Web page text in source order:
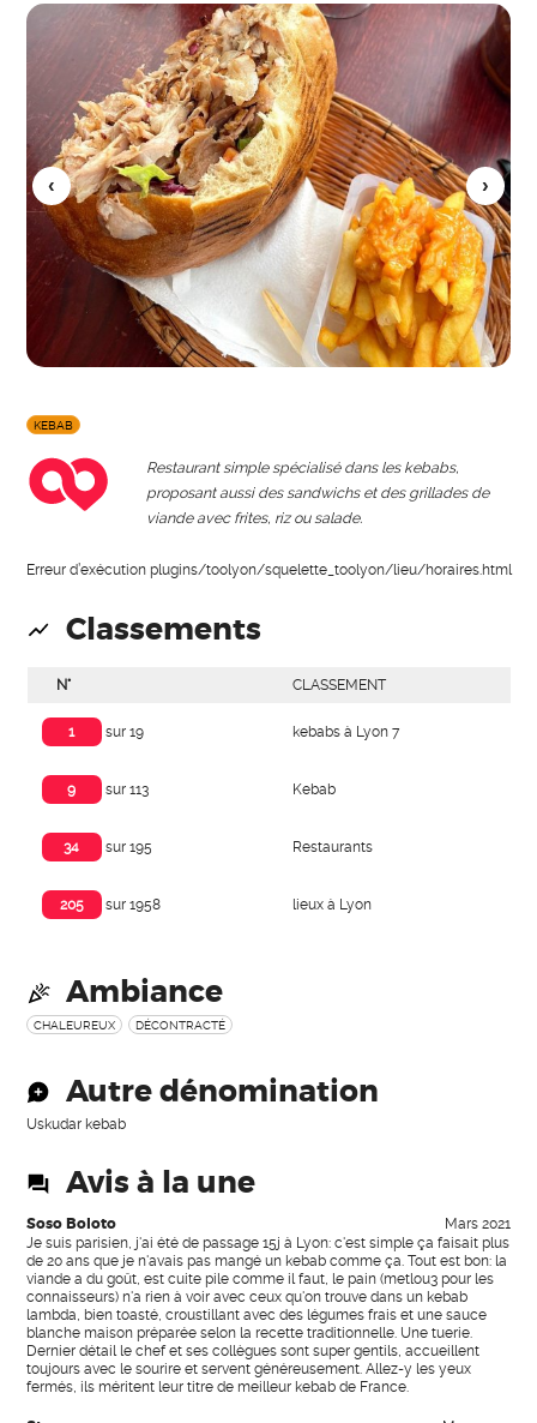
KEBAB
Restaurant simple spécialisé dans les kebabs,
proposant aussi des sandwichs et des grillades de
viande avec frites, riz ou salade.
Erreur d’exécution plugins/toolyon/squelette_toolyon/lieu/horaires.html
Classements
N° CLASSEMENT
1 sur 19 kebabs à Lyon 7
9 sur 113 Kebab
34 sur 195 Restaurants
205 sur 1958 lieux à Lyon
Ambiance
CHALEUREUX DÉCONTRACTÉ
Autre dénomination
Uskudar kebab
Avis à la une
Soso Boloto
Mars 2021
Je suis parisien, j'ai été de passage 15j à Lyon: c'est simple ça faisait plus
de 20 ans que je n'avais pas mangé un kebab comme ça. Tout est bon: la
viande a du goût, est cuite pile comme il faut, le pain (metlou3 pour les
connaisseurs) n'a rien à voir avec ceux qu'on trouve dans un kebab
lambda, bien toasté, croustillant avec des légumes frais et une sauce
blanche maison préparée selon la recette traditionnelle. Une tuerie.
Dernier détail le chef et ses collègues sont super gentils, accueillent
toujours avec le sourire et servent généreusement. Allez-y les yeux
fermés, ils méritent leur titre de meilleur kebab de France.